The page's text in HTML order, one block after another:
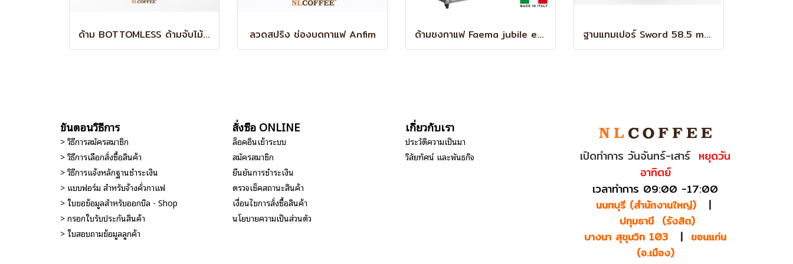
ด้าม BOTTOMLESS ด้ามจับไม้ BREVILLE BES878/870 ลวดสปริง ช่องบดกาแฟ Anfim ด้ามชงกาแฟ Faema jubile e61 ฐานแทมเปอร์ Sword 58.5 mm (Waffle)
ขั้นตอนวิธีการ
> วิธีการสมัครสมาชิก
> วิธีการเลือกสั่งซื้อสินค้า
> วิธีการแจ้งหลักฐานชำระเงิน
> แบบฟอร์ม สำหรับจ้างคั่วกาแฟ
> ใบขอข้อมูลสำหรับออกบิล - Shop
> กรอกใบรับประกันสินค้า
> ใบสอบถามข้อมูลลูกค้า
สั่งซื้อ ONLINE
ล็อคอินเข้าระบบ
สมัครสมาชิก
ยืนยันการชำระเงิน
ตรวจเช็คสถานะสินค้า
เงื่อนไขการสั่งซื้อสินค้า
นโยบายความเป็นส่วนตัว
เกี่ยวกับเรา
ประวัติความเป็นมา
วิสัยทัศน์ และพันธกิจ
เปิดทำการ วันจันทร์-เสาร์ หยุดวัน
อาทิตย์
เวลาทำการ 09:00 -17:00
นนทบุรี (สำนักงานใหญ่) |
ปทุมธานี (รังสิต)
บางนา สุขุมวิท 103 | ขอนแก่น
(อ.เมือง)